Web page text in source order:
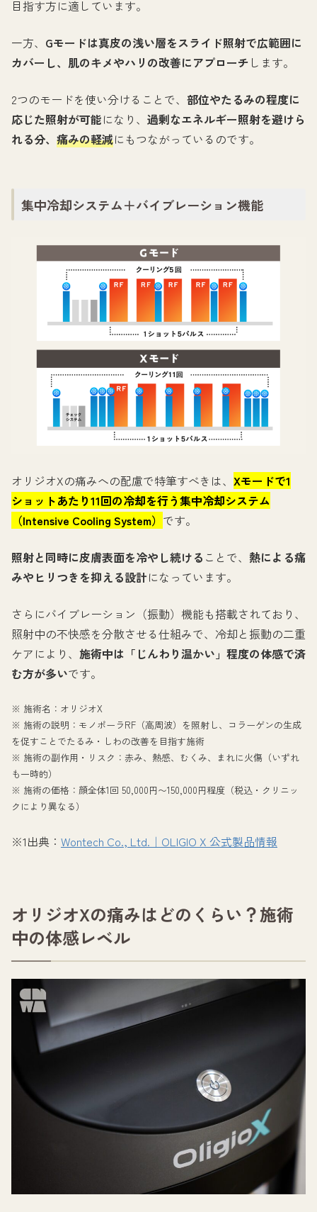
目指す方に適しています。
一方、 Gモードは真皮の浅い層をスライド照射で広範囲に
カバーし、肌のキメやハリの改善にアプローチ します。
2つのモードを使い分けることで、 部位やたるみの程度に
応じた照射が可能になり、 過剰なエネルギー照射を避けら
れる分、 痛みの軽減にもつながっているのです。
集中冷却システム＋バイブレーション機能
オリジオXの痛みへの配慮で特筆すべきは、 Xモードで1
ショットあたり11回の冷却を行う集中冷却システム
（Intensive Cooling System） です。
照射と同時に皮膚表面を冷やし続ける ことで、 熱による痛
みやヒリつきを抑える設計になっています。
さらにバイブレーション（振動）機能も搭載されており、
照射中の不快感を分散させる仕組みで、冷却と振動の二重
ケアにより、 施術中は「じんわり温かい」程度の体感で済
む方が多いです。
※ 施術名：オリジオX
※ 施術の説明：モノポーラRF（高周波）を照射し、コラーゲンの生成
を促すことでたるみ・しわの改善を目指す施術
※ 施術の副作用・リスク：赤み、熱感、むくみ、まれに火傷（いずれ
も一時的）
※ 施術の価格：顔全体1回 50,000円〜150,000円程度（税込・クリニッ
クにより異なる）
※1出典： Wontech Co., Ltd.｜OLIGIO X 公式製品情報
オリジオXの痛みはどのくらい？施術
中の体感レベル